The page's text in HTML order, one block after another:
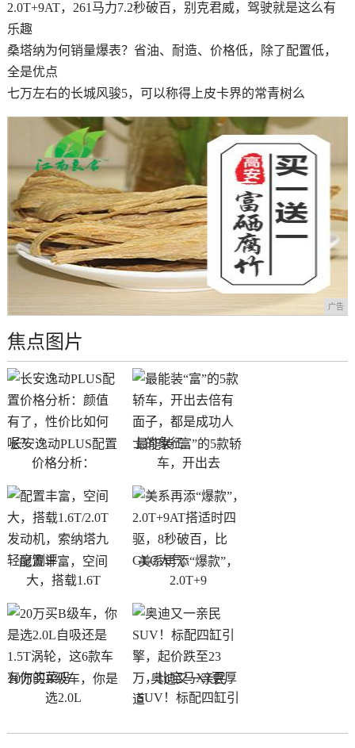
2.0T+9AT，261马力7.2秒破百，别克君威，驾驶就是这么有
乐趣
桑塔纳为何销量爆表？省油、耐造、价格低，除了配置低，
全是优点
七万左右的长城风骏5，可以称得上皮卡界的常青树么
广告
焦点图片
长安逸动PLUS配置
价格分析：
最能装“富”的5款轿
车，开出去
配置丰富，空间
大，搭载1.6T
美系再添“爆款”，
2.0T+9
20万买B级车，你是
选2.0L
奥迪又一亲民
SUV！标配四缸引